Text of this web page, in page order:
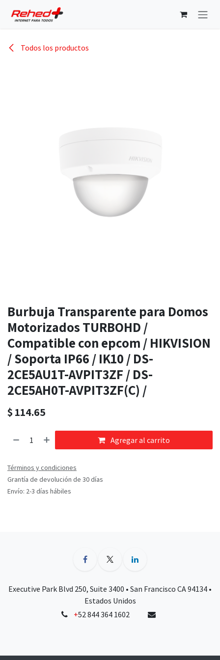
Todos los productos
Burbuja Transparente para Domos
Motorizados TURBOHD /
Compatible con epcom / HIKVISION
/ Soporta IP66 / IK10 / DS-
2CE5AU1T-AVPIT3ZF / DS-
2CE5AH0T-AVPIT3ZF(C) /
$ 114.65
Agregar al carrito
Términos y condiciones
Grantía de devolución de 30 días
Envío: 2-3 días hábiles
Executive Park Blvd 250, Suite 3400 • San Francisco CA 94134 •
Estados Unidos
+52 844 364 1602